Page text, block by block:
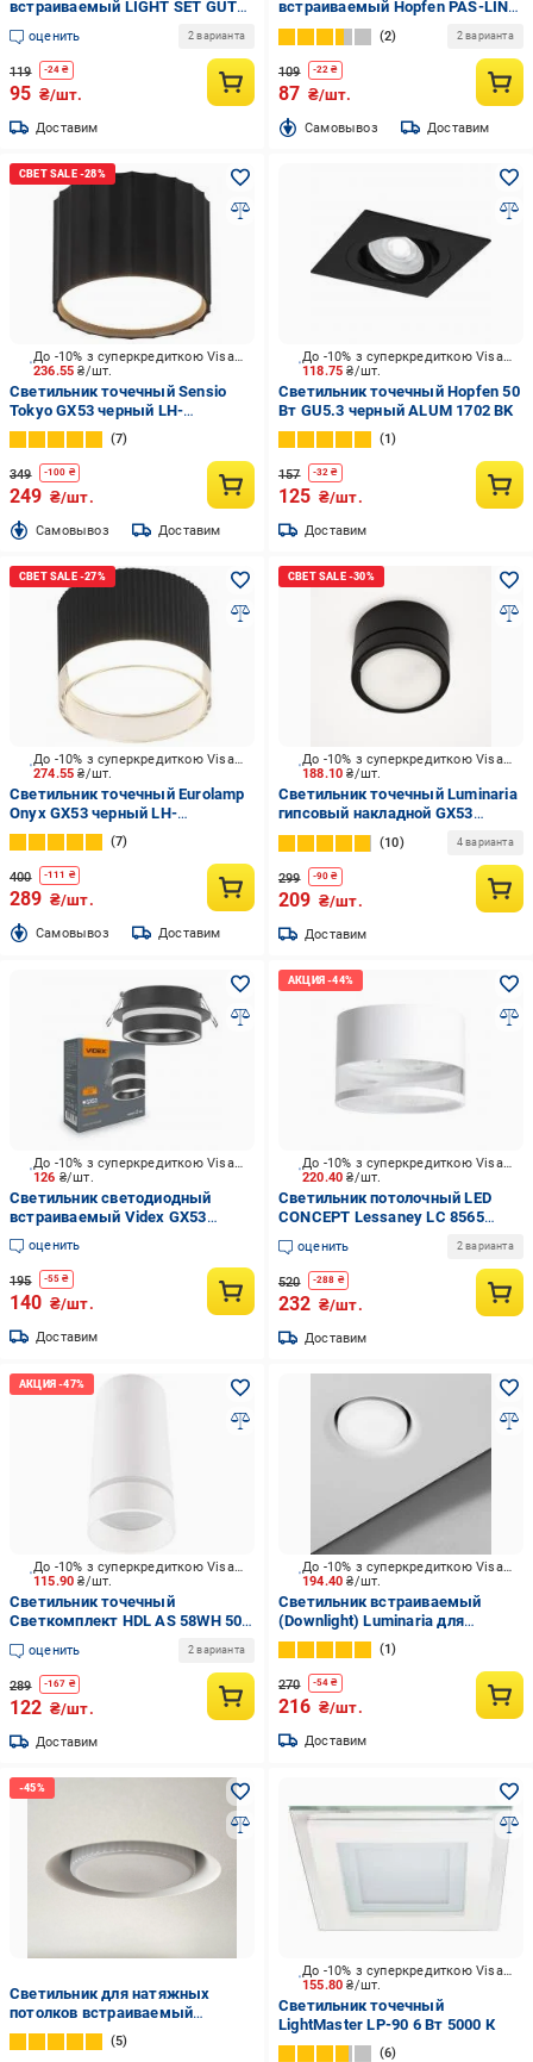
встраиваемый LIGHT SET GUTA
09R 9 Вт LED-модуль 4500 К
белый
оценить 2 варианта
119 -24 ₴
95 ₴/шт.
Доставим
встраиваемый Hopfen PAS-LINE
9S 9 Вт 5000 К белый
2 2 варианта
109 -22 ₴
87 ₴/шт.
Cамовывоз Доставим
236.55₴/шт.
До -10% з суперкредиткою Visa Вигода
Светильник точечный Sensio
Tokyo GX53 черный LH-
GX53(black)Q1
7
349 -100 ₴
249 ₴/шт.
Cамовывоз Доставим
118.75₴/шт.
До -10% з суперкредиткою Visa Вигода
Светильник точечный Hopfen 50
Вт GU5.3 черный ALUM 1702 BK
1
157 -32 ₴
125 ₴/шт.
Доставим
274.55₴/шт.
До -10% з суперкредиткою Visa Вигода
Светильник точечный Eurolamp
Onyx GX53 черный LH-
GX53(black)GL
7
400 -111 ₴
289 ₴/шт.
Cамовывоз Доставим
188.10₴/шт.
До -10% з суперкредиткою Visa Вигода
Светильник точечный Luminaria
гипсовый накладной GX53
черный SEATTLE R2306 BK
10 4 варианта
299 -90 ₴
209 ₴/шт.
Доставим
126 ₴/шт.
До -10% з суперкредиткою Visa Вигода
Светильник светодиодный
встраиваемый Videx GX53
черный глянец 28828
оценить
195 -55 ₴
140 ₴/шт.
Доставим
220.40₴/шт.
До -10% з суперкредиткою Visa Вигода
Светильник потолочный LED
CONCEPT Lessaney LC 8565
GX53 белый
оценить 2 варианта
520 -288 ₴
232 ₴/шт.
Доставим
115.90₴/шт.
До -10% з суперкредиткою Visa Вигода
Светильник точечный
Светкомплект HDL AS 58WH 50
Вт GU10 белый
оценить 2 варианта
289 -167 ₴
122 ₴/шт.
Доставим
194.40₴/шт.
До -10% з суперкредиткою Visa Вигода
Светильник встраиваемый
(Downlight) Luminaria для
натяжных потолков GX53 белый
CB53 R105 GX53
1
270 -54 ₴
216 ₴/шт.
Доставим
Светильник для натяжных
потолков встраиваемый
Luminaria СВ53 R105 GX53 220V
IP20
5
155.80₴/шт.
До -10% з суперкредиткою Visa Вигода
Светильник точечный
LightMaster LP-90 6 Вт 5000 К
6